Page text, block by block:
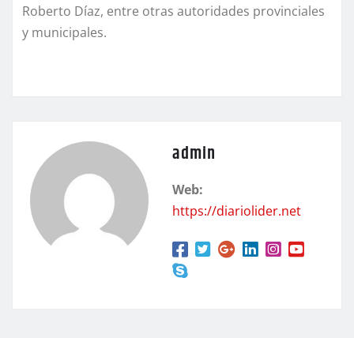
Roberto Díaz, entre otras autoridades provinciales
y municipales.
admin
Web:
https://diariolider.net